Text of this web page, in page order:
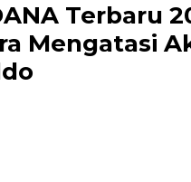
Terbaru
Mengatasi